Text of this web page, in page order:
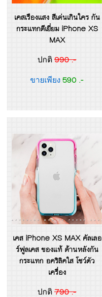
เคสเรืองแสง สีเด่นเกินใคร กัน
กระแทกดีเยี่ยม iPhone XS
MAX
ปกติ 990 .-
ขายเพียง 590 .-
เคส iPhone XS MAX คัลเลอ
ร์ฟูลเคส ของแท้ ด้านหลังกัน
กระแทก อคริลิคใส โชว์ตัว
เครื่อง
ปกติ 790 .-